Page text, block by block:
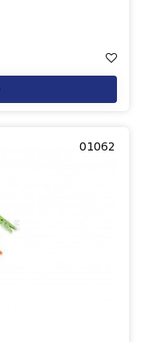
01062